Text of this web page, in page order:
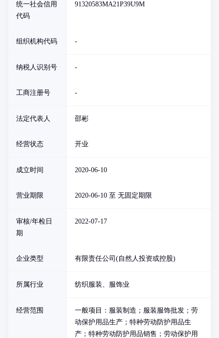
统一社会信用
代码
91320583MA21P39U9M
组织机构代码 -
纳税人识别号 -
工商注册号 -
法定代表人 邵彬
经营状态 开业
成立时间 2020-06-10
营业期限 2020-06-10 至 无固定期限
审核/年检日
期
2022-07-17
企业类型 有限责任公司(自然人投资或控股)
所属行业 纺织服装、服饰业
经营范围
一般项目：服装制造；服装服饰批发；劳
动保护用品生产；特种劳动防护用品生
产；特种劳动防护用品销售；劳动保护用